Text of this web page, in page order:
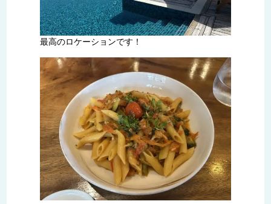
最高のロケーションです！